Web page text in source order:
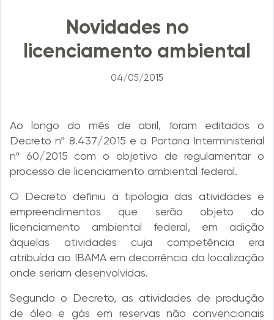
Novidades no
licenciamento ambiental
04/05/2015
Ao longo do mês de abril, foram editados o
Decreto nº 8.437/2015 e a Portaria Interministerial
nº 60/2015 com o objetivo de regulamentar o
processo de licenciamento ambiental federal.
O Decreto definiu a tipologia das atividades e
empreendimentos que serão objeto do
licenciamento ambiental federal, em adição
àquelas atividades cuja competência era
atribuída ao IBAMA em decorrência da localização
onde seriam desenvolvidas.
Segundo o Decreto, as atividades de produção
de óleo e gás em reservas não convencionais